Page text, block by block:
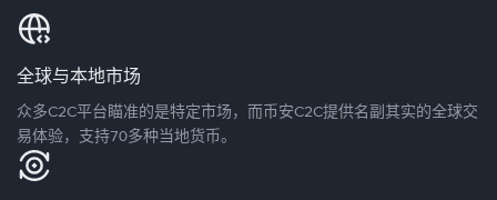
全球与本地市场
众多C2C平台瞄准的是特定市场，而币安C2C提供名副其实的全球交
易体验，支持70多种当地货币。